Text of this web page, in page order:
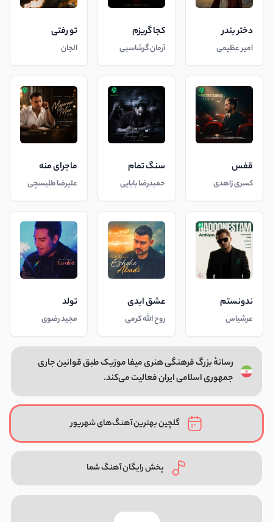
دختر بندر
امیر عظیمی
کجا گریزم
آرمان گرشاسبی
تو رفتی
الجان
قفس
کسری زاهدی
سنگ تمام
حمیدرضا بابایی
ماجرای منه
علیرضا طلیسچی
ندونستم
عرشیاس
عشق ابدی
روح الله کرمی
تولد
مجید رضوی
رسانهٔ بزرگ فرهنگی هنری میفا موزیک طبق قوانین جاری
جمهوری اسلامی ایران فعالیت می‌کند.
گلچین بهترین آهنگ‌های شهریور
پخش رایگان آهنگ شما